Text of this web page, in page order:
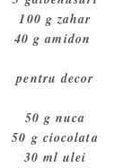
100 g zahar
40 g amidon
pentru decor
50 g nuca
50 g ciocolata
30 ml ulei